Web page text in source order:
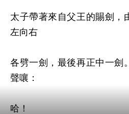
太子帶著來自父王的賜劍，
左向右
各劈一劍， 最後再正中一劍
聲嚷：
哈！